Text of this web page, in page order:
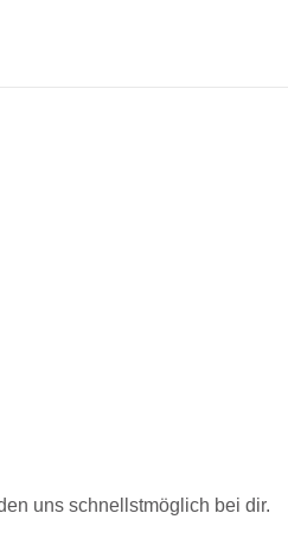
uns schnellstmöglich bei dir.